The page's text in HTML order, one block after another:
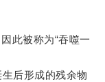
此被称为“吞噬一
后形成的残余物